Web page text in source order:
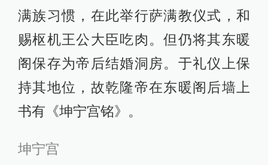
满族习惯，在此举行萨满教仪式，和
赐枢机王公大臣吃肉。但仍将其东暖
阁保存为帝后结婚洞房。于礼仪上保
持其地位，故乾隆帝在东暖阁后墙上
书有《坤宁宫铭》。
坤宁宫